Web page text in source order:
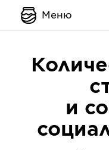
Меню
и